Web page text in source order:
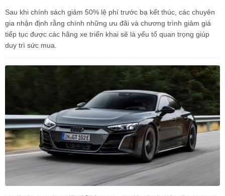
Sau khi chính sách giảm 50% lệ phí trước bạ kết thúc, các chuyên
gia nhận định rằng chính những ưu đãi và chương trình giảm giá
tiếp tục được các hãng xe triển khai sẽ là yếu tố quan trọng giúp
duy trì sức mua.